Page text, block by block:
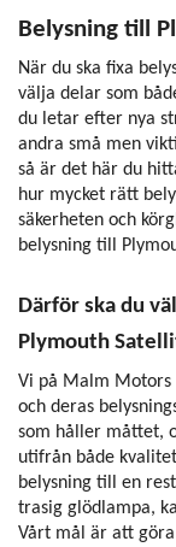
Belysning till
När du ska fixa
välja delar som
du letar efter nya
andra små men
så är det här du
hur mycket rätt
säkerheten och
belysning till
Därför ska du
Plymouth
Vi på Malm Motors
och deras
som håller måttet,
utifrån både
belysning till en
trasig glödlampa,
Vårt mål är att